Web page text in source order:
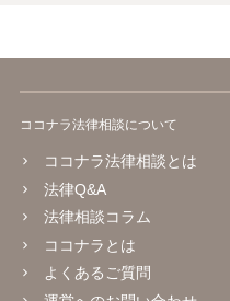
ココナラ法律相談について
ココナラ法律相談とは
法律Q&A
法律相談コラム
ココナラとは
よくあるご質問